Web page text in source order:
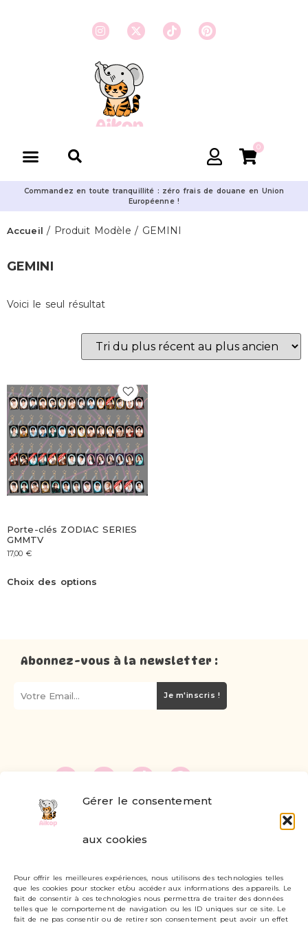
Gérer le consentement
aux cookies
Pour offrir les meilleures expériences, nous utilisons des technologies telles
que les cookies pour stocker et/ou accéder aux informations des appareils. Le
fait de consentir à ces technologies nous permettra de traiter des données
telles que le comportement de navigation ou les ID uniques sur ce site. Le
fait de ne pas consentir ou de retirer son consentement peut avoir un effet
0
Commandez en toute tranquillité : zéro frais de douane en Union
Européenne !
Accueil / Produit Modèle / GEMINI
GEMINI
Voici le seul résultat
Porte-clés ZODIAC SERIES
GMMTV
17,00 €
Choix des options
Abonnez-vous à la newsletter :
Je m'inscris !
Livraisons et retours
Mon compte